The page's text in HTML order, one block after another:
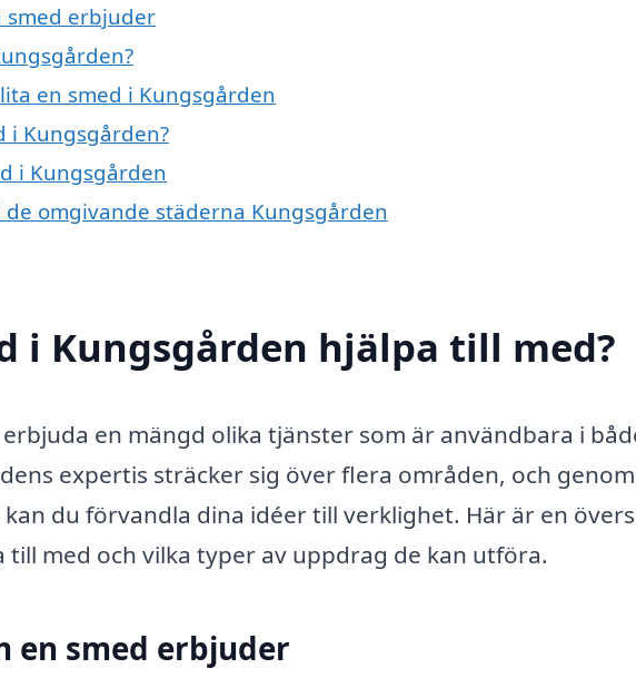
smed erbjuder
en smed i Kungsgården
i Kungsgården?
i Kungsgården
de omgivande städerna Kungsgården
i Kungsgården hjälpa till med?
en mängd olika tjänster som är användbara i
expertis sträcker sig över flera områden, och
du förvandla dina idéer till verklighet. Här är en
till med och vilka typer av uppdrag de kan utföra.
en smed erbjuder